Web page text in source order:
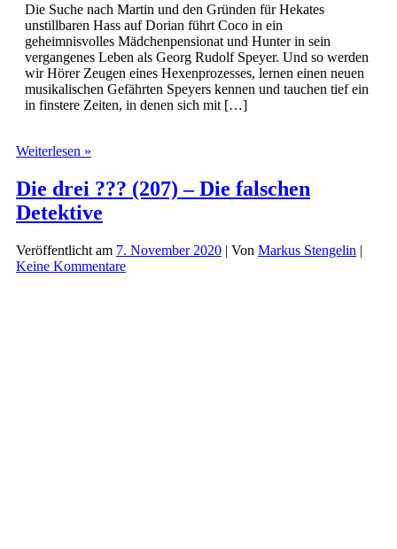
Die Suche nach Martin und den Gründen für Hekates
unstillbaren Hass auf Dorian führt Coco in ein
geheimnisvolles Mädchenpensionat und Hunter in sein
vergangenes Leben als Georg Rudolf Speyer. Und so werden
wir Hörer Zeugen eines Hexenprozesses, lernen einen neuen
musikalischen Gefährten Speyers kennen und tauchen tief ein
in finstere Zeiten, in denen sich mit […]
Weiterlesen »
(53)
–
Das
Die drei ??? (207) – Die falschen
Detektive
Veröffentlicht am 7. November 2020 | Von Markus Stengelin |
Keine Kommentare